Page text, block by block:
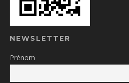
NEWSLETTER
Prénom